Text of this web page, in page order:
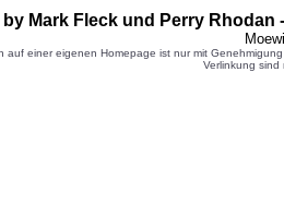
Mark Fleck und Perry
auf einer eigenen Homepage ist nur mit
Verlinkung sind